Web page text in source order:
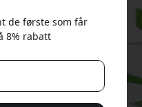
de første som får
8% rabatt